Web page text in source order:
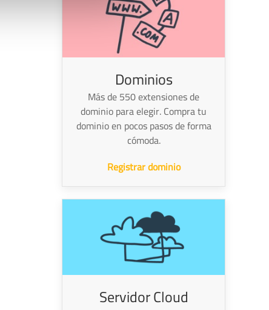
Dominios
Más de 550 extensiones de
dominio para elegir. Compra tu
dominio en pocos pasos de forma
cómoda.
Registrar dominio
Servidor Cloud